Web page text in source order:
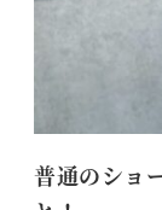
普通のショ